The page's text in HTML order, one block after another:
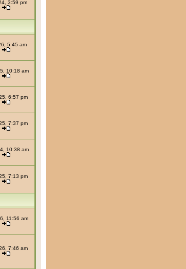
3:59 pm
5:45 am
10:18 am
6:57 pm
7:37 pm
10:38 am
7:13 pm
11:56 am
7:46 am